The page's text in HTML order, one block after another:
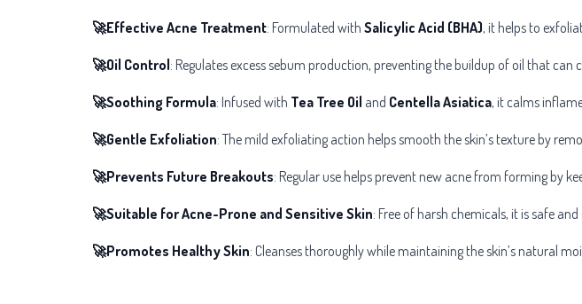
🚀Effective Acne Treatment: Formulated with Salicylic Acid (BHA), it helps to
🚀Oil Control: Regulates excess sebum production, preventing the buildup of oil that
🚀Soothing Formula: Infused with Tea Tree Oil and Centella Asiatica, it calms
🚀Gentle Exfoliation: The mild exfoliating action helps smooth the skin’s texture by
🚀Prevents Future Breakouts: Regular use helps prevent new acne from forming by
🚀Suitable for Acne-Prone and Sensitive Skin: Free of harsh chemicals, it is safe
🚀Promotes Healthy Skin: Cleanses thoroughly while maintaining the skin’s natural